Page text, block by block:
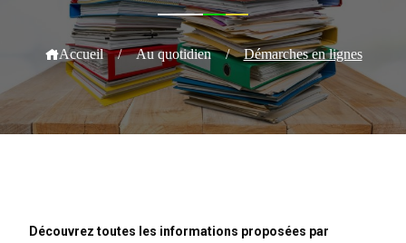
Accueil / Au quotidien / Démarches en lignes
Découvrez toutes les informations proposées par